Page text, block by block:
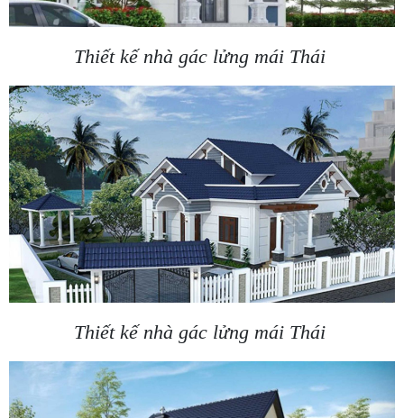
Thiết kế nhà gác lửng mái Thái
Thiết kế nhà gác lửng mái Thái